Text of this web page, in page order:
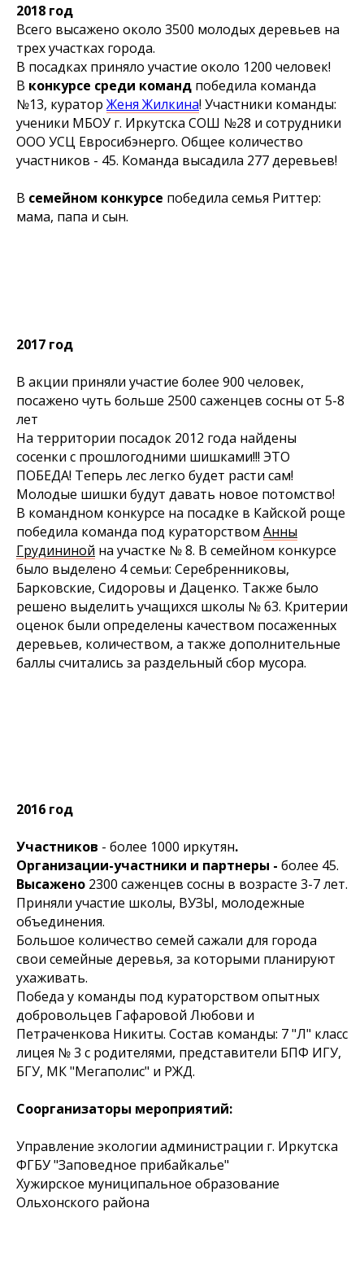
2018 год
Всего высажено около 3500 молодых деревьев на
трех участках города.
В посадках приняло участие около 1200 человек!
В конкурсе среди команд победила команда
№13, куратор Женя Жилкина! Участники команды:
ученики МБОУ г. Иркутска СОШ №28 и сотрудники
ООО УСЦ Евросибэнерго. Общее количество
участников - 45. Команда высадила 277 деревьев!
В семейном конкурсе победила семья Риттер:
мама, папа и сын.
2017 год
В акции приняли участие более 900 человек,
посажено чуть больше 2500 саженцев сосны от 5-8
лет
На территории посадок 2012 года найдены
сосенки с прошлогодними шишками!!! ЭТО
ПОБЕДА! Теперь лес легко будет расти сам!
Молодые шишки будут давать новое потомство!
В командном конкурсе на посадке в Кайской роще
победила команда под кураторством Анны
Грудининой на участке № 8. В семейном конкурсе
было выделено 4 семьи: Серебренниковы,
Барковские, Сидоровы и Даценко. Также было
решено выделить учащихся школы № 63. Критерии
оценок были определены качеством посаженных
деревьев, количеством, а также дополнительные
баллы считались за раздельный сбор мусора.
2016 год
Участников - более 1000 иркутян.
Организации-участники и партнеры - более 45.
Высажено 2300 саженцев сосны в возрасте 3-7 лет.
Приняли участие школы, ВУЗЫ, молодежные
объединения.
Большое количество семей сажали для города
свои семейные деревья, за которыми планируют
ухаживать.
Победа у команды под кураторством опытных
добровольцев Гафаровой Любови и
Петраченкова Никиты. Состав команды: 7 "Л" класс
лицея № 3 с родителями, представители БПФ ИГУ,
БГУ, МК "Мегаполис" и РЖД.
Соорганизаторы мероприятий:
Управление экологии администрации г. Иркутска
ФГБУ "Заповедное прибайкалье"
Хужирское муниципальное образование
Ольхонского района